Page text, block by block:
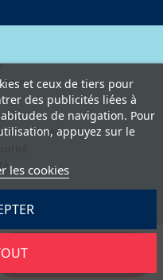
Ajouter au panier
et ceux de tiers pour
des publicités liées à
de navigation. Pour
appuyez sur le
les cookies
des données